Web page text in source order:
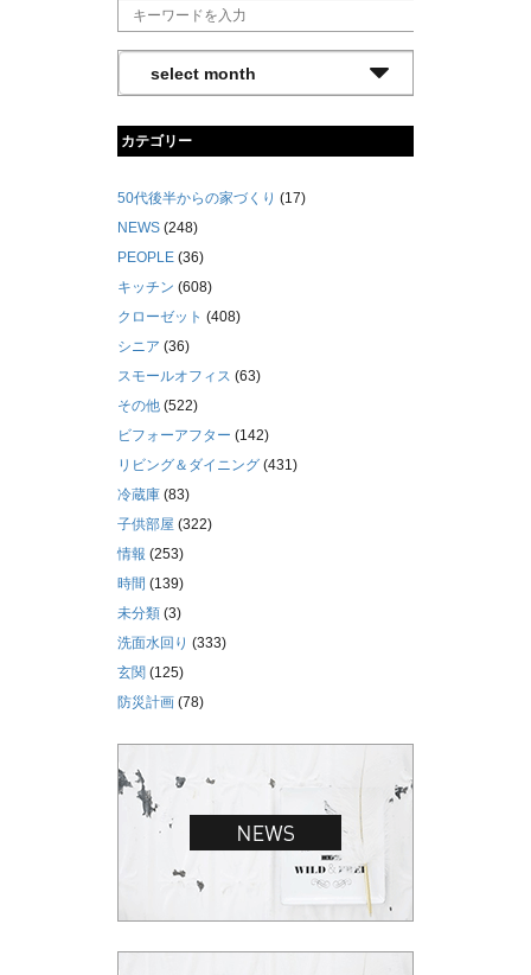
カテゴリー
50代後半からの家づくり (17)
NEWS (248)
PEOPLE (36)
キッチン (608)
クローゼット (408)
シニア (36)
スモールオフィス (63)
その他 (522)
ビフォーアフター (142)
リビング＆ダイニング (431)
冷蔵庫 (83)
子供部屋 (322)
情報 (253)
時間 (139)
未分類 (3)
洗面水回り (333)
玄関 (125)
防災計画 (78)